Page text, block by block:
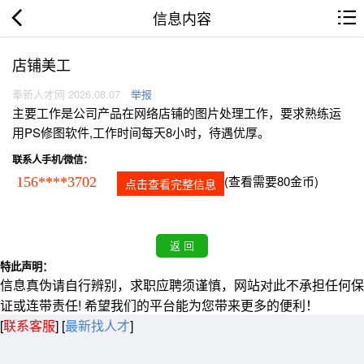
信息内容
店铺美工
奉新人才网 2026.08.07 举报
主要工作是公司产品在网络店铺的图片处理工作，要求熟练运
用PS修图软件,工作时间每天8小时，待遇优厚。
联系人手机/微信：
156****3702 点击查看完整信息 (查看需要80金币)
特此声明：
信息真伪请自行辨别，求职应聘须谨慎，网站对此不承担任何保
证或连带责任! 希望我们的平台能为您带来更多的便利！
[联系客服] [最新找人才]